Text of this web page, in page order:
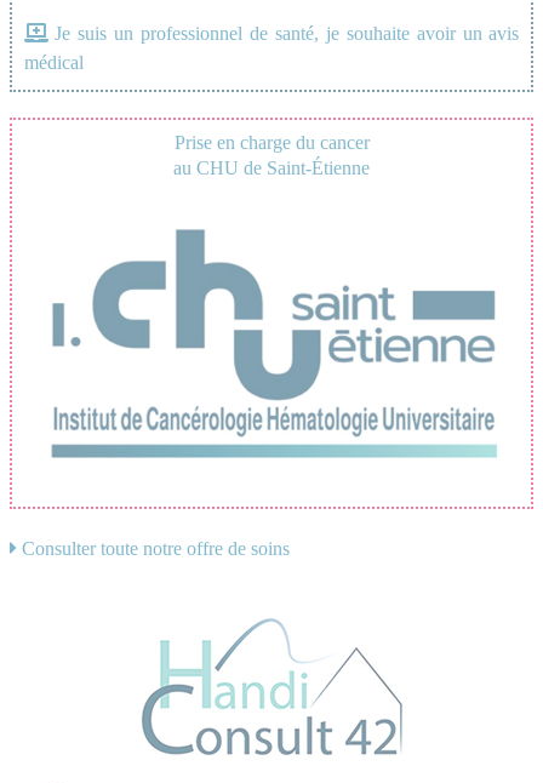
Je suis un professionnel de santé, je souhaite avoir un avis
médical
Prise en charge du cancer
au CHU de Saint-Étienne
Consulter toute notre offre de soins